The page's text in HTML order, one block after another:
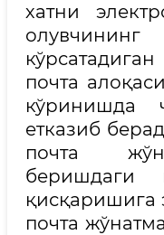
хатни
почта
кўринишда
етказиб
почта
беришдаги
қисқаришига
почта